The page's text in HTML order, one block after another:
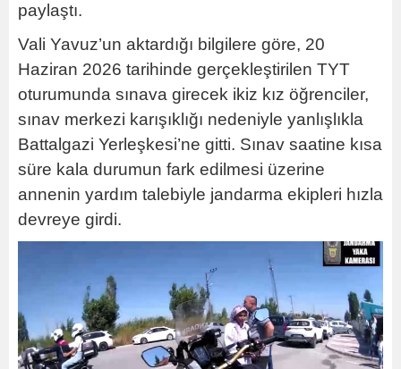
paylaştı.
Vali Yavuz’un aktardığı bilgilere göre, 20
Haziran 2026 tarihinde gerçekleştirilen TYT
oturumunda sınava girecek ikiz kız öğrenciler,
sınav merkezi karışıklığı nedeniyle yanlışlıkla
Battalgazi Yerleşkesi’ne gitti. Sınav saatine kısa
süre kala durumun fark edilmesi üzerine
annenin yardım talebiyle jandarma ekipleri hızla
devreye girdi.